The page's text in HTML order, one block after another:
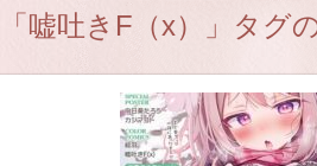
「嘘吐きF（x）」タグ